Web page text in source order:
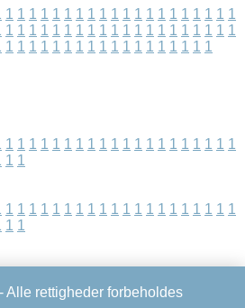
1 1 1 1 1 1 1 1 1 1 1 1 1 1 1 1 1 1 1 1
1 1 1 1 1 1 1 1 1 1 1 1 1 1 1 1 1 1 1 1
1 1 1 1 1 1 1 1 1 1 1 1 1 1 1 1 1 1
1 1 1 1 1 1 1 1 1 1 1 1 1 1 1 1 1 1 1 1
1 1
1 1 1 1 1 1 1 1 1 1 1 1 1 1 1 1 1 1 1 1
1 1
- Alle rettigheder forbeholdes